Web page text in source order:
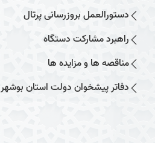
دستورالعمل بروزرسانی پرتال
راهبرد مشارکت دستگاه
مناقصه ها و مزایده ها
دفاتر پیشخوان دولت استان بوشهر